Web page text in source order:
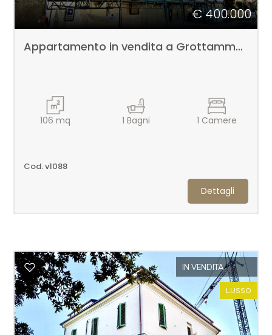
€ 400.000
Appartamento in vendita a Grottammare
106 mq 1 Bagni 1 Camere
Cod. v1088
Dettagli
IN VENDITA
LUSSO
Totale
mq
minimi
2
3